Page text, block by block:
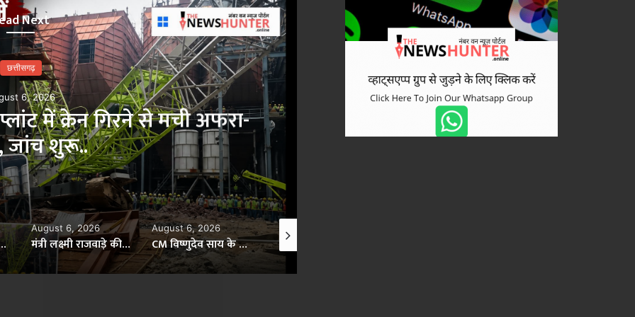
Next
छत्तीसगढ़
6, 2026
में क्रेन गिरने से मची अफरा-
जांच शुरू..
CM विष्णुदेव साय के नेतृत्व में सौर
प्रदेश की
से बदल रही प्रदेश की तस्वीर..
August 6, 2026
मंत्री लक्ष्मी राजवाड़े की संवेदनशील पहल..
August 6, 2026
CM विष्णुदेव साय के नेतृत्व में छत्तीसगढ़ के जैविक उत्पादों की राष्ट्रीय मंच पर गूंज..
August 6, 2026
×